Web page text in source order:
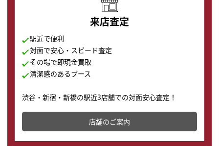
来店査定
駅近で便利
対面で安心・スピード査定
その場で即現金買取
清潔感のあるブース
渋谷・新宿・新橋の駅近3店舗での対面安心査定！
店舗を併設しており、下取りに出してお得に新しい時計
の購入もできます♪
店舗のご案内